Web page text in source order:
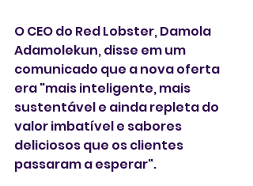
O CEO do Red Lobster, Damola
Adamolekun, disse em um
comunicado que a nova oferta
era "mais inteligente, mais
sustentável e ainda repleta do
valor imbatível e sabores
deliciosos que os clientes
passaram a esperar".